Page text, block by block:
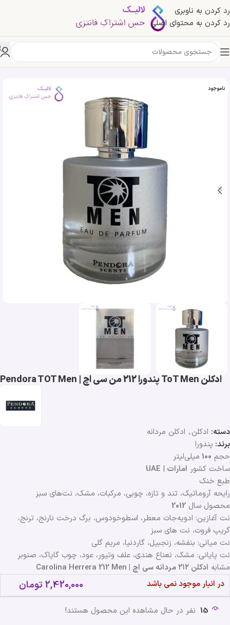
رد کردن به ناوبری
رد کردن به محتوای اصلی
خانه »فروشگاه »ادکلن ToT Men پندورا 212 من سی اچ | Pendora TOT Men
ناموجود
ادکلن ToT Men پندورا 212 من سی اچ | Pendora TOT Men
دسته: ادکلن, ادکلن مردانه
برند: پندورا
حجم 100 میلی‌لیتر
ساخت کشور امارات |
UAE
طبع خنک
رایحه آروماتیک، تند و تازه، چوبی، مرکبات، مشک، نت‌های سبز
محصول سال 2012
نت آغازین: ادویه‌جات معطر، اسطوخودوس، برگ درخت نارنج، ترنج،
گریپ فروت، نت های سبز
نت میانی: بنفشه، زنجبیل، گاردنیا، مریم گلی
نت پایانی: مشک، نعناع هندی، علف وتیور، عود، چوب گایاک، صنوبر
مشابه ادکلن ۲۱۲ مردانه سی اچ | Carolina Herrera 212 Men
در انبار موجود نمی باشد
2,420,000 تومان
15 نفر در حال مشاهده این محصول هستند!